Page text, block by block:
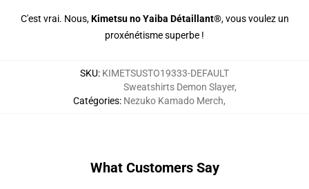
C'est vrai. Nous,Kimetsu no Yaiba Détaillant®, vous voulez un
proxénétisme superbe !
SKU: KIMETSUSTO19333-DEFAULT
Catégories:
Sweatshirts Demon Slayer,
Nezuko Kamado Merch,
What Customers Say